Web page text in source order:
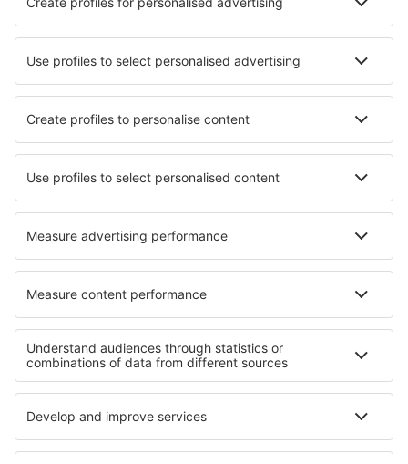
Stokmarknes Airport (SKN)
Stord Airport (SRP)
Longyear Svalbard (LYR)
Vadso Airport (VDS)
Trondheim Vaerns (TRD)
Vardo Airport (VAW)